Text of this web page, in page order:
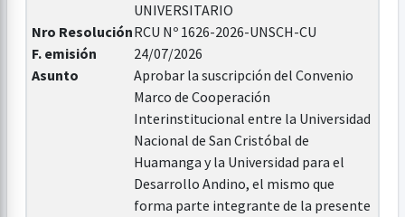
UNIVERSITARIO
Nro ResoluciónRCU Nº 1626-2026-UNSCH-CU
F. emisión
24/07/2026
Asunto
Aprobar la suscripción del Convenio
Marco de Cooperación
Interinstitucional entre la Universidad
Nacional de San Cristóbal de
Huamanga y la Universidad para el
Desarrollo Andino, el mismo que
forma parte integrante de la presente